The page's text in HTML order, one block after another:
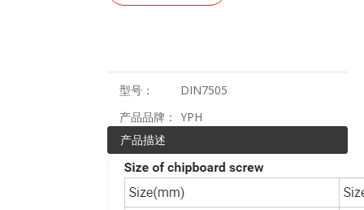
型号：
DIN7505
产品品牌： YPH
产品描述